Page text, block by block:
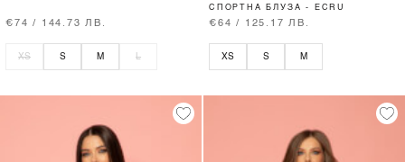
€74 / 144.73 ЛВ.
XS S M L
СПОРТНА БЛУЗА - ECRU
€64 / 125.17 ЛВ.
XS S M